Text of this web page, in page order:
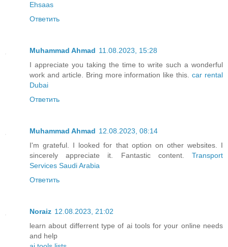
Ehsaas
Ответить
Muhammad Ahmad 11.08.2023, 15:28
I appreciate you taking the time to write such a wonderful
work and article. Bring more information like this.car rental
Dubai
Ответить
Muhammad Ahmad 12.08.2023, 08:14
I'm grateful. I looked for that option on other websites. I
sincerely appreciate it. Fantastic content. Transport
Services Saudi Arabia
Ответить
Noraiz 12.08.2023, 21:02
learn about differrent type of ai tools for your online needs
and help